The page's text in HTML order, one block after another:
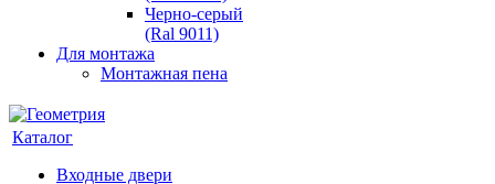
Черно-серый
(Ral 9011)
Для монтажа
Монтажная пена
Каталог
Входные двери